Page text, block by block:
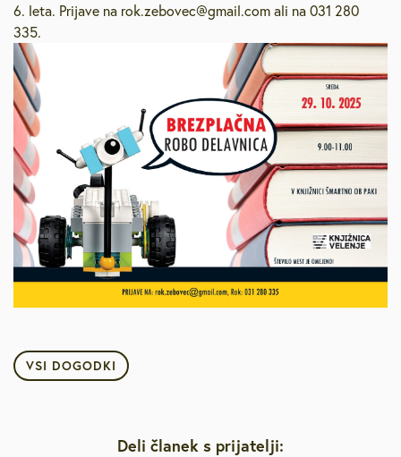
6. leta. Prijave na rok.zebovec@gmail.com ali na 031 280
335.
VSI DOGODKI
Deli članek s prijatelji: